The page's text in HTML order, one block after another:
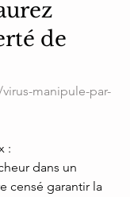
de
manipule-par-
:
dans un
censé garantir la